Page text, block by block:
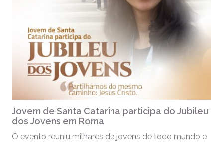
Jovem de Santa Catarina participa do Jubileu
dos Jovens em Roma
O evento reuniu milhares de jovens de todo mundo e